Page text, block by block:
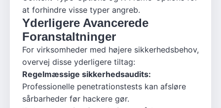
at forhindre visse typer angreb.
Yderligere Avancerede
Foranstaltninger
For virksomheder med højere sikkerhedsbehov,
overvej disse yderligere tiltag:
Regelmæssige sikkerhedsaudits:
Professionelle penetrationstests kan afsløre
sårbarheder før hackere gør.